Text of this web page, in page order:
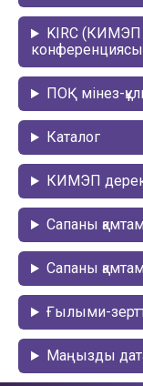
KIRC (КИМЭП
ПОҚ мінез-
Каталог
КИМЭП
Сапаны
Сапаны
Ғылыми-
Маңызды